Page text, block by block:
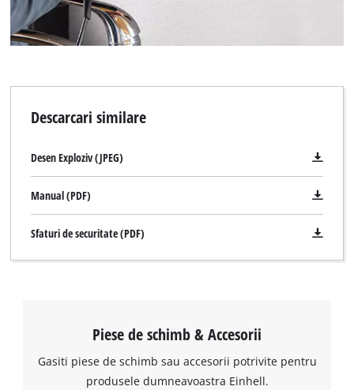
Descarcari similare
Desen Exploziv (JPEG)
Manual (PDF)
Sfaturi de securitate (PDF)
Piese de schimb & Accesorii
Gasiti piese de schimb sau accesorii potrivite pentru
produsele dumneavoastra Einhell.